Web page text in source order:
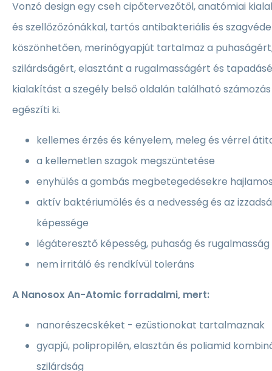
Vonzó design egy cseh cipőtervezőtől, anatómiai
és szellőzőzónákkal, tartós antibakteriális és
köszönhetően, merinógyapjút tartalmaz a
szilárdságért, elasztánt a rugalmasságért és
kialakítást a szegély belső oldalán található
egészíti ki.
kellemes érzés és kényelem, meleg és vérrel
a kellemetlen szagok megszüntetése
enyhülés a gombás megbetegedésekre
aktív baktériumölés és a nedvesség és az
képessége
légáteresztő képesség, puhaság és rugalmasság
nem irritáló és rendkívül toleráns
A Nanosox An-Atomic forradalmi, mert:
nanorészecskéket - ezüstionokat tartalmaznak
gyapjú, polipropilén, elasztán és poliamid
szilárdság